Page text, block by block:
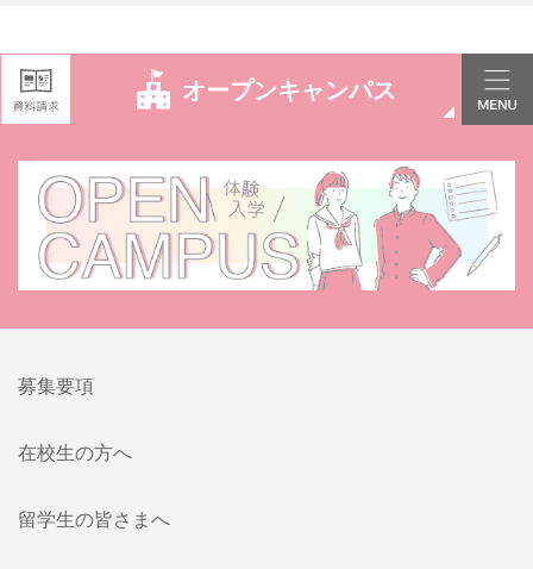
オープンキャンパス
募集要項
在校生の方へ
留学生の皆さまへ